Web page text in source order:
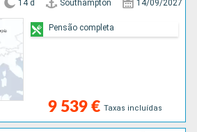
14 d Southampton 14/09/2027
9 539 € Taxas incluídas
Pensão completa